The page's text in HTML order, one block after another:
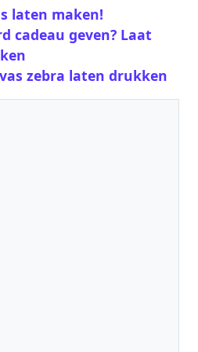
laten maken!
cadeau geven? Laat
zebra laten drukken